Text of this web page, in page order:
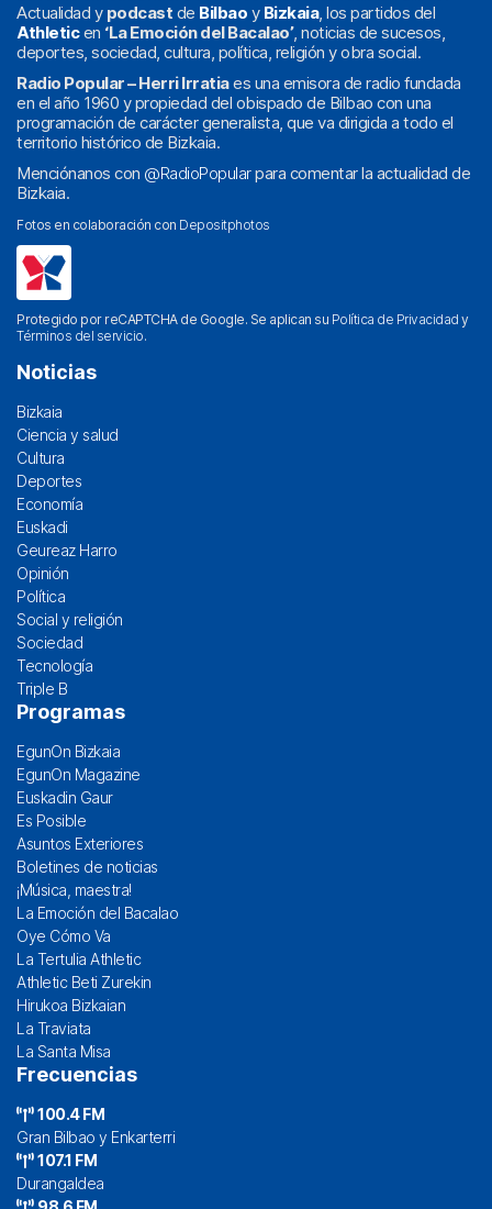
Actualidad y podcast de Bilbao y Bizkaia, los partidos del
Athleticen ‘La Emoción del Bacalao’, noticias de sucesos,
deportes, sociedad, cultura, política, religión y obra social.
Radio Popular – Herri Irratiaes una emisora de radio fundada
en el año 1960 y propiedad del obispado de Bilbao con una
programación de carácter generalista, que va dirigida a todo el
territorio histórico de Bizkaia.
Menciónanos con @RadioPopularpara comentar la actualidad de
Bizkaia.
Fotos en colaboración con Depositphotos
Protegido por reCAPTCHA de Google. Se aplican su Política de Privacidad y
Términos del servicio.
Noticias
Bizkaia
Ciencia y salud
Cultura
Deportes
Economía
Euskadi
Geureaz Harro
Opinión
Política
Social y religión
Sociedad
Tecnología
Triple B
Programas
EgunOn Bizkaia
EgunOn Magazine
Euskadin Gaur
Es Posible
Asuntos Exteriores
Boletines de noticias
¡Música, maestra!
La Emoción del Bacalao
Oye Cómo Va
La Tertulia Athletic
Athletic Beti Zurekin
Hirukoa Bizkaian
La Traviata
La Santa Misa
Frecuencias
100.4 FM
Gran Bilbao y Enkarterri
107.1 FM
Durangaldea